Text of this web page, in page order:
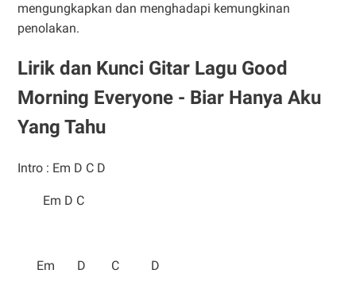
mengungkapkan dan menghadapi kemungkinan
penolakan.
Lirik dan Kunci Gitar Lagu Good
Morning Everyone - Biar Hanya Aku
Yang Tahu
Intro : Em D C D
Em D C
Em D C D